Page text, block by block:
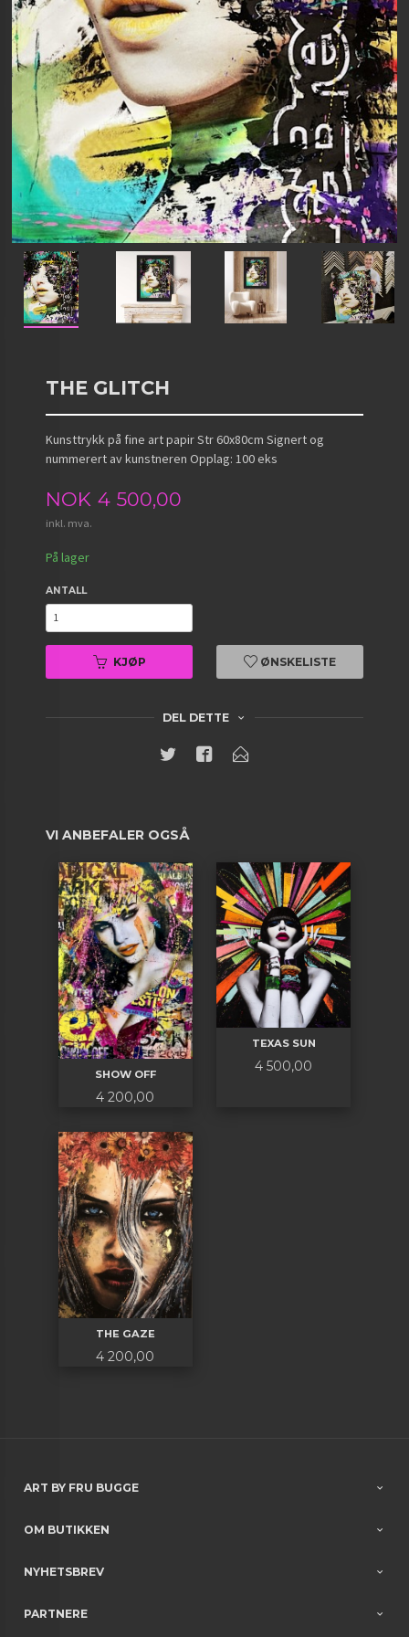
THE GLITCH
Kunsttrykk på fine art papir Str 60x80cm Signert og
nummerert av kunstneren Opplag: 100 eks
Pris
NOK 4 500,00
inkl. mva.
På lager
ANTALL
KJØP ØNSKELISTE
DEL DETTE
VI ANBEFALER OGSÅ
SHOW OFF
Pris
4 200,00
TEXAS SUN
Pris
4 500,00
THE GAZE
Pris
4 200,00
ART BY FRU BUGGE
OM BUTIKKEN
NYHETSBREV
PARTNERE